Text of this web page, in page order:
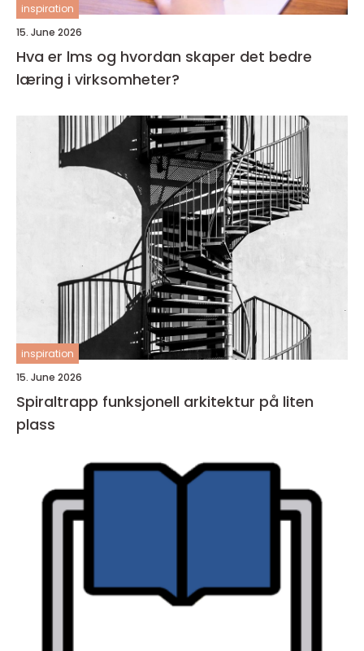
inspiration
15. June 2026
Hva er lms og hvordan skaper det bedre
læring i virksomheter?
inspiration
15. June 2026
Spiraltrapp funksjonell arkitektur på liten
plass